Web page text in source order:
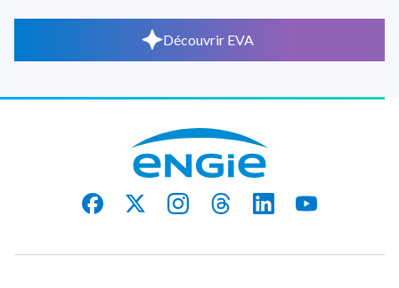
Découvrir EVA